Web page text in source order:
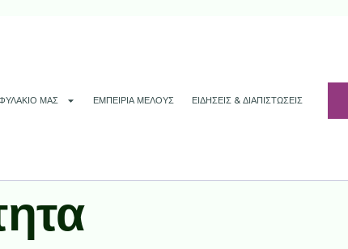
ΜΑΣ ΕΜΠΕΙΡΊΑ ΜΈΛΟΥΣ ΕΙΔΉΣΕΙΣ & ΔΙΑΠΙΣΤΏΣΕΙΣ